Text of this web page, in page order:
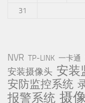
31
NVR TP-LINK 一卡通
安装摄像头 安装
安防监控系统
报警系统 摄